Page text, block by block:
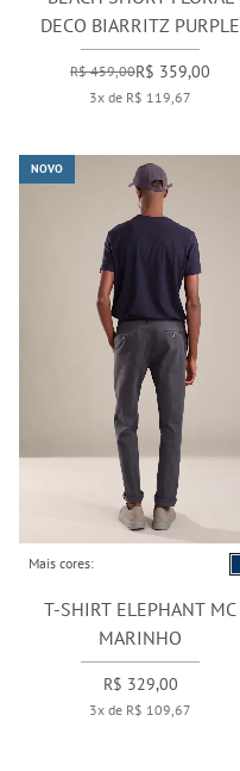
DECO BIARRITZ PURPLE
BLUE
R$ 459,00R$ 359,00
3x de R$ 119,67
Mais cores:
T-SHIRT ELEPHANT MC
MARINHO
R$ 329,00
3x de R$ 109,67
NOVO